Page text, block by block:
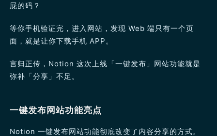
屁的码？
等你手机验证完，进入网站，发现 Web 端只有一个页
面，就是让你下载手机 APP。
言归正传，Notion 这次上线「一键发布」网站功能就是
弥补「分享」不足。
一键发布网站功能亮点
Notion 一键发布网站功能彻底改变了内容分享的方式。